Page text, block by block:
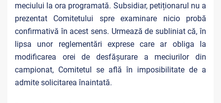
meciului la ora programată. Subsidiar, petiționarul nu a
prezentat Comitetului spre examinare nicio probă
confirmativă în acest sens. Urmează de subliniat că, în
lipsa unor reglementări exprese care ar obliga la
modificarea orei de desfășurare a meciurilor din
campionat, Comitetul se află în imposibilitate de a
admite solicitarea înaintată.